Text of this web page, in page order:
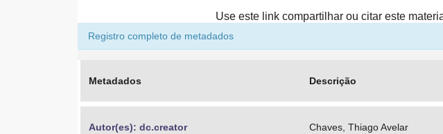
Use este link compartilhar ou citar este
Registro completo de metadados
Metadados Descrição
Autor(es): dc.creator Chaves, Thiago Avelar